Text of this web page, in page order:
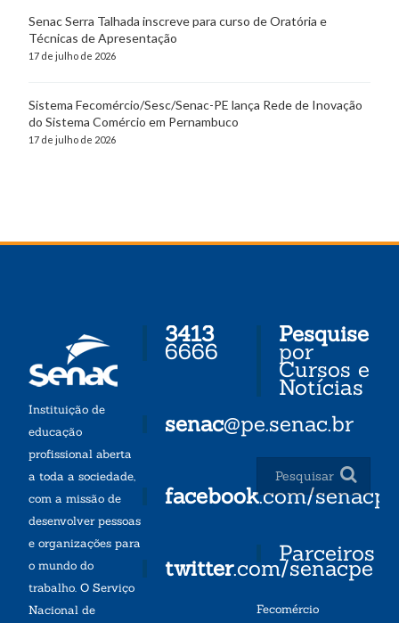
Senac Serra Talhada inscreve para curso de Oratória e
Técnicas de Apresentação
17 de julho de 2026
Sistema Fecomércio/Sesc/Senac-PE lança Rede de Inovação
do Sistema Comércio em Pernambuco
17 de julho de 2026
Instituição de
educação
profissional aberta
a toda a sociedade,
com a missão de
desenvolver pessoas
e organizações para
o mundo do
trabalho. O Serviço
Nacional de
3413
6666
senac@pe.senac.br
facebook.com/senacpe
twitter.com/senacpe
Pesquise
por
Cursos e
Notícias
Parceiros
Fecomércio